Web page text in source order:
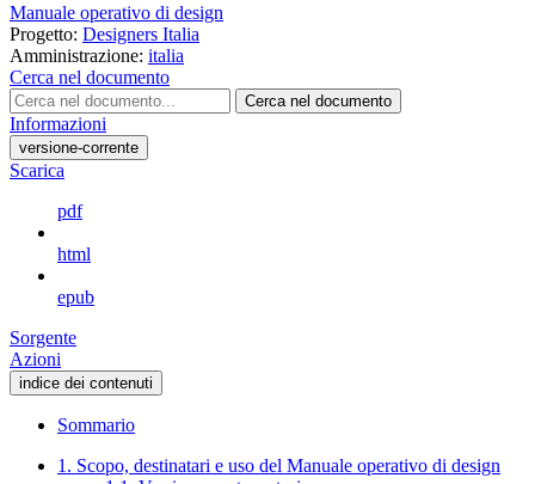
Manuale operativo di design
Progetto: Designers Italia
Amministrazione: italia
Cerca nel documento
Cerca nel documento
Informazioni
versione-corrente
Scarica
pdf
html
epub
Sorgente
Azioni
indice dei contenuti
Sommario
1. Scopo, destinatari e uso del Manuale operativo di design